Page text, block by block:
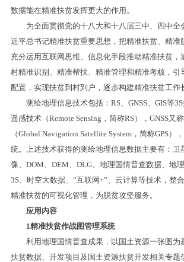
数据能在精准扶贫发挥更大的作用。
为全面贯彻党的十八大和十八届三中、四中全
近平总书记精准扶贫重要思想，把精准扶贫、精准
充分运用互联网思维、信息化手段推动精准扶贫，
村精准识别、精准帮扶、精准管理和精准考核，引
配置，实现扶贫到村到户，逐步构建精准扶贫工作
测绘地理信息技术包括：RS、GNSS、GIS等3S
遥感技术（Remote Sensing，简称RS），GNSS又
（Global Navigation Satellite System，简称GPS）
统。上述技术获得的测绘地理信息数据主要有：卫
像、DOM、DEM、DLG、地理国情普查数据、地
3S、时空大数据、“互联网+”、云计算等技术，整
精准扶贫的可视化管理，为脱贫攻坚服务。
应用内容
1精准扶贫作战图管理系统
利用地理国情普查成果，以国土资源一张图为
扶贫数据、开发项目及国土资源扶贫开发相关专题